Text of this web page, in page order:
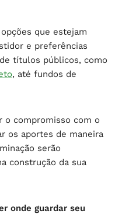
que estejam
e preferências
títulos públicos, como
, até fundos de
o compromisso com o
os aportes de maneira
serão
construção da sua
onde guardar seu